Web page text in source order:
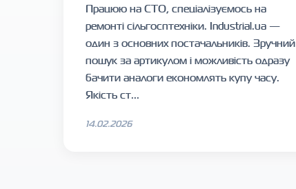
Працюю на СТО, спеціалізуємось на
ремонті сільгосптехніки. Industrial.ua —
один з основних постачальників. Зручний
пошук за артикулом і можливість одразу
бачити аналоги економлять купу часу.
Якість ст...
14.02.2026